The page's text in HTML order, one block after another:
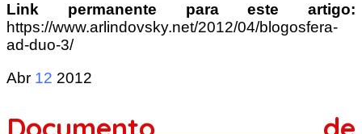
Link permanente para este artigo:
https://www.arlindovsky.net/2012/04/blogosfera-
ad-duo-3/
Abr 12 2012